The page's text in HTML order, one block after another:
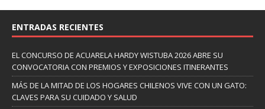
ENTRADAS RECIENTES
EL CONCURSO DE ACUARELA HARDY WISTUBA 2026 ABRE SU
CONVOCATORIA CON PREMIOS Y EXPOSICIONES ITINERANTES
MÁS DE LA MITAD DE LOS HOGARES CHILENOS VIVE CON UN GATO:
CLAVES PARA SU CUIDADO Y SALUD